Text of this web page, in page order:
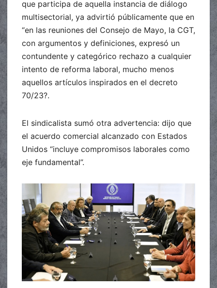
que participa de aquella instancia de diálogo
multisectorial, ya advirtió públicamente que en
“en las reuniones del Consejo de Mayo, la CGT,
con argumentos y definiciones, expresó un
contundente y categórico rechazo a cualquier
intento de reforma laboral, mucho menos
aquellos artículos inspirados en el decreto
70/23?.
El sindicalista sumó otra advertencia: dijo que
el acuerdo comercial alcanzado con Estados
Unidos “incluye compromisos laborales como
eje fundamental”.